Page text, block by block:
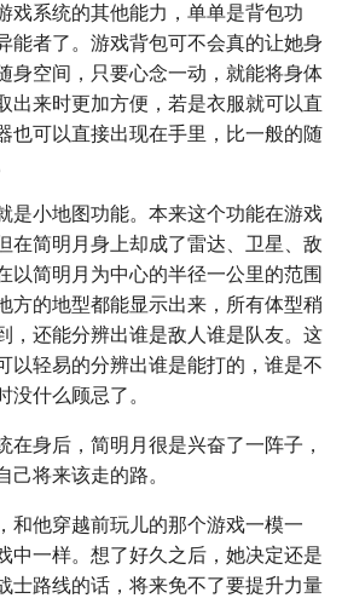
戏系统的其他能力，单单是背包功
能者了。游戏背包可不会真的让她身
身空间，只要心念一动，就能将身体
出来时更加方便，若是衣服就可以直
也可以直接出现在手里，比一般的随
是小地图功能。本来这个功能在游戏
在简明月身上却成了雷达、卫星、敌
以简明月为中心的半径一公里的范围
方的地型都能显示出来，所有体型稍
，还能分辨出谁是敌人谁是队友。这
以轻易的分辨出谁是能打的，谁是不
什么顾忌了。
在身后，简明月很是兴奋了一阵子，
己将来该走的路。
和他穿越前玩儿的那个游戏一模一
中一样。想了好久之后，她决定还是
士路线的话，将来免不了要提升力量